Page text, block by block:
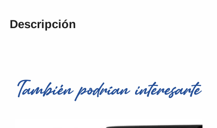
Descripción
También podrían interesarte